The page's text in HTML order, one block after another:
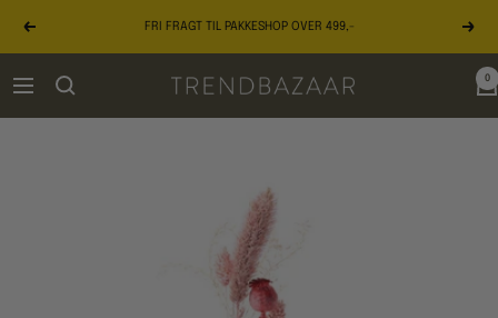
Forrige FRI FRAGT TIL PAKKESHOP OVER 499,-
Navigation TRENDBAZAAR
0